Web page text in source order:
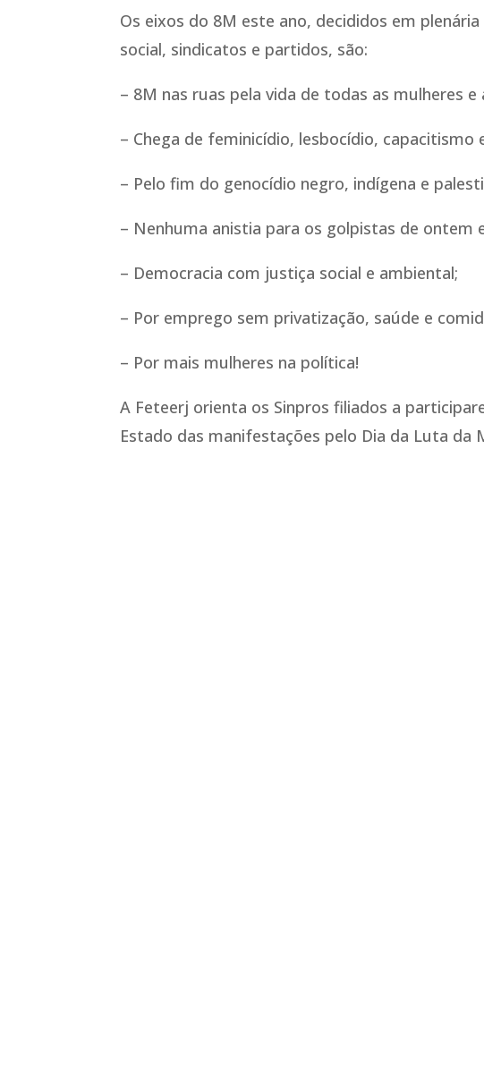
Os eixos do 8M este ano, decididos em
social, sindicatos e partidos, são:
– 8M nas ruas pela vida de todas as mulheres
– Chega de feminicídio, lesbocídio, capacitismo
– Pelo fim do genocídio negro, indígena e
– Nenhuma anistia para os golpistas de ontem
– Democracia com justiça social e ambiental;
– Por emprego sem privatização, saúde e
– Por mais mulheres na política!
A Feteerj orienta os Sinpros filiados a
Estado das manifestações pelo Dia da Luta da